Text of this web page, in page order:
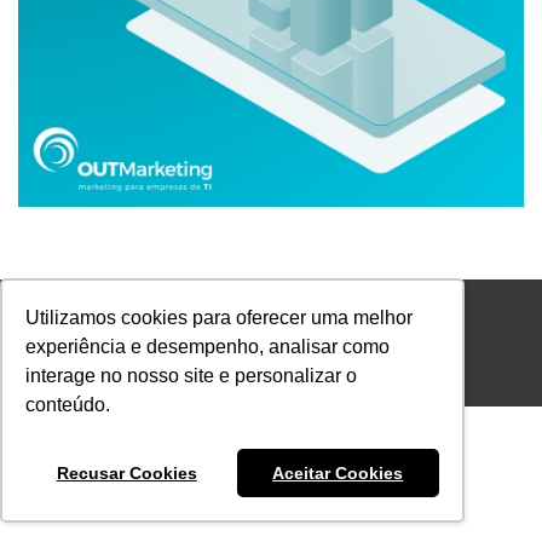
Utilizamos cookies para oferecer uma melhor
experiência e desempenho, analisar como
interage no nosso site e personalizar o
conteúdo.
Recusar Cookies Aceitar Cookies
Footer Menu PT